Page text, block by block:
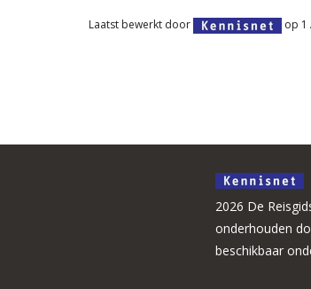
Laatst bewerkt door op 1
2026 De
onderhouden
beschikbaar